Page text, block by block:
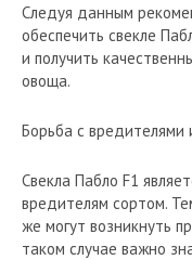
Следуя данным
обеспечить свекле
и получить
овоща.
Борьба с вредителями
Свекла Пабло F1
вредителям сортом.
же могут возникнуть
таком случае важно